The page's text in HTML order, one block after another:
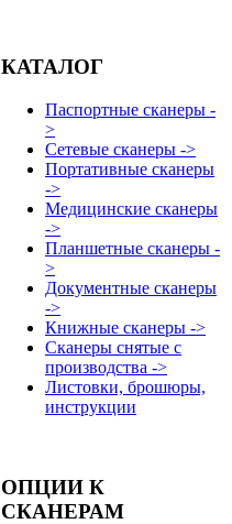
КАТАЛОГ
Паспортные сканеры -
>
Сетевые сканеры ->
Портативные сканеры
->
Медицинские сканеры
->
Планшетные сканеры -
>
Документные сканеры
->
Книжные сканеры ->
Сканеры снятые с
производства ->
Листовки, брошюры,
инструкции
ОПЦИИ К
СКАНЕРАМ